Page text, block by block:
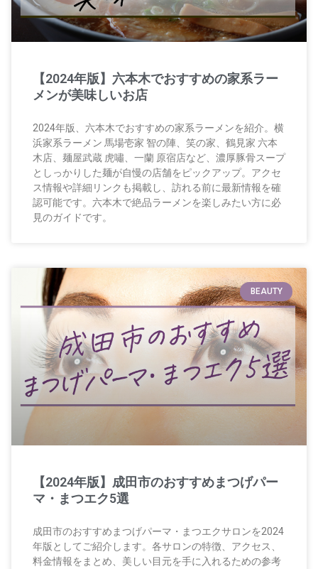
【2024年版】六本木でおすすめの家系ラー
メンが美味しいお店
2024年版、六本木でおすすめの家系ラーメンを紹介。横
浜家系ラーメン 馬場壱家 智の陣、笑の家、鶴見家 六本
木店、麺屋武蔵 虎嘯、一蘭 原宿店など、濃厚豚骨スープ
としっかりした麺が自慢の店舗をピックアップ。アクセ
ス情報や詳細リンクも掲載し、訪れる前に最新情報を確
認可能です。六本木で絶品ラーメンを楽しみたい方に必
見のガイドです。
BEAUTY
【2024年版】成田市のおすすめまつげパー
マ・まつエク5選
成田市のおすすめまつげパーマ・まつエクサロンを2024
年版としてご紹介します。各サロンの特徴、アクセス、
料金情報をまとめ、美しい目元を手に入れるための参考